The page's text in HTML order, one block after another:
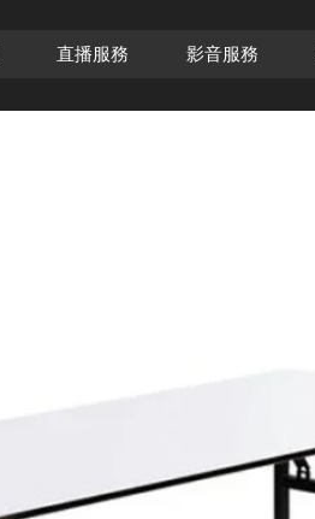
直播服務 影音服務